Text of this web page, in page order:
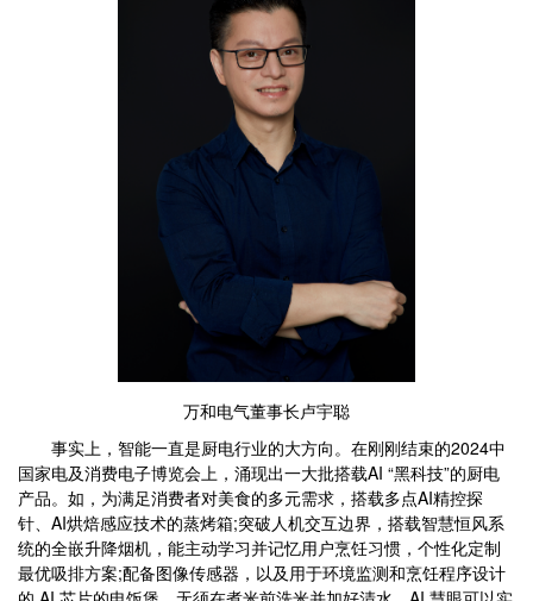
万和电气董事长卢宇聪
事实上，智能一直是厨电行业的大方向。在刚刚结束的2024中
国家电及消费电子博览会上，涌现出一大批搭载AI “黑科技”的厨电
产品。如，为满足消费者对美食的多元需求，搭载多点AI精控探
针、AI烘焙感应技术的蒸烤箱;突破人机交互边界，搭载智慧恒风系
统的全嵌升降烟机，能主动学习并记忆用户烹饪习惯，个性化定制
最优吸排方案;配备图像传感器，以及用于环境监测和烹饪程序设计